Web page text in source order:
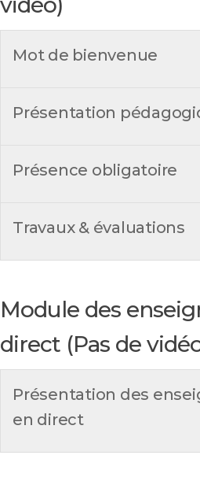
Mot de bienvenue
Présentation
Présence obligatoire
Travaux & évaluations
Module des
direct (Pas de
Présentation des
en direct